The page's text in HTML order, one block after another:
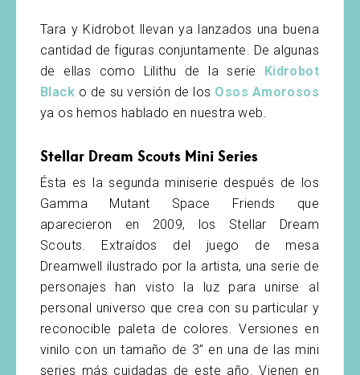
Tara y Kidrobot llevan ya lanzados una buena
cantidad de figuras conjuntamente. De algunas
de ellas como Lilithu de la serie
Kidrobot
Black o de su versión de los Osos Amorosos
ya os hemos hablado en nuestra web.
Stellar Dream Scouts Mini Series
Ésta es la segunda miniserie después de los
Gamma Mutant Space Friends que
aparecieron en 2009, los Stellar Dream
Scouts. Extraídos del juego de mesa
Dreamwell ilustrado por la artista, una serie de
personajes han visto la luz para unirse al
personal universo que crea con su particular y
reconocible paleta de colores. Versiones en
vinilo con un tamaño de 3” en una de las mini
series más cuidadas de este año. Vienen en